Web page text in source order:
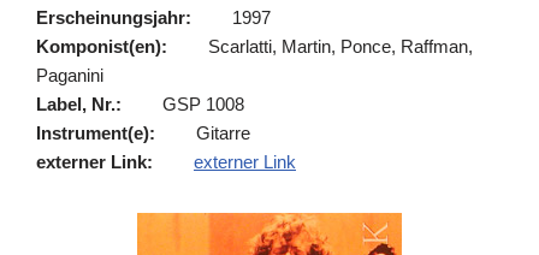
Erscheinungsjahr:
1997
Komponist(en):
Scarlatti, Martin, Ponce, Raffman,
Paganini
Label, Nr.:
GSP 1008
Instrument(e):
Gitarre
externer Link:
externer Link